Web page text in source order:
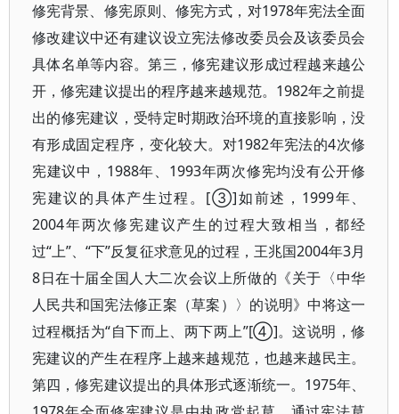
修宪背景、修宪原则、修宪方式，对1978年宪法全面
修改建议中还有建议设立宪法修改委员会及该委员会
具体名单等内容。第三，修宪建议形成过程越来越公
开，修宪建议提出的程序越来越规范。1982年之前提
出的修宪建议，受特定时期政治环境的直接影响，没
有形成固定程序，变化较大。对1982年宪法的4次修
宪建议中，1988年、1993年两次修宪均没有公开修
宪建议的具体产生过程。[③]如前述，1999年、
2004年两次修宪建议产生的过程大致相当，都经
过“上”、“下”反复征求意见的过程，王兆国2004年3月
8日在十届全国人大二次会议上所做的《关于〈中华
人民共和国宪法修正案（草案）〉的说明》中将这一
过程概括为“自下而上、两下两上”[④]。这说明，修
宪建议的产生在程序上越来越规范，也越来越民主。
第四，修宪建议提出的具体形式逐渐统一。1975年、